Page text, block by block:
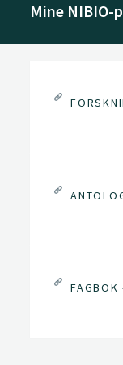
Mine NIBIO-
FAGBOK